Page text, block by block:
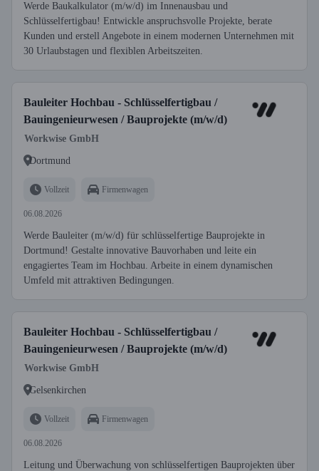
Werde Baukalkulator (m/w/d) im Innenausbau und
Schlüsselfertigbau! Entwickle anspruchsvolle Projekte, berate
Kunden und erstell Angebote in einem modernen Unternehmen mit
30 Urlaubstagen und flexiblen Arbeitszeiten.
Bauleiter Hochbau - Schlüsselfertigbau /
Bauingenieurwesen / Bauprojekte (m/w/d)
Workwise GmbH
Dortmund
Vollzeit Firmenwagen
06.08.2026
Werde Bauleiter (m/w/d) für schlüsselfertige Bauprojekte in
Dortmund! Gestalte innovative Bauvorhaben und leite ein
engagiertes Team im Hochbau. Arbeite in einem dynamischen
Umfeld mit attraktiven Bedingungen.
Bauleiter Hochbau - Schlüsselfertigbau /
Bauingenieurwesen / Bauprojekte (m/w/d)
Workwise GmbH
Gelsenkirchen
Vollzeit Firmenwagen
06.08.2026
Leitung und Überwachung von schlüsselfertigen Bauprojekten über